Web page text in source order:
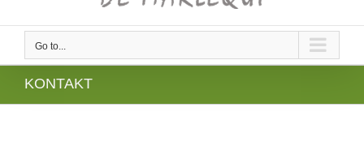
Go to...
KONTAKT